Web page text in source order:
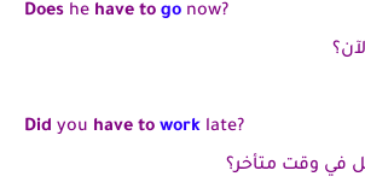
Does he have to go now?
Did you have to work late?
في وقت متأخر؟